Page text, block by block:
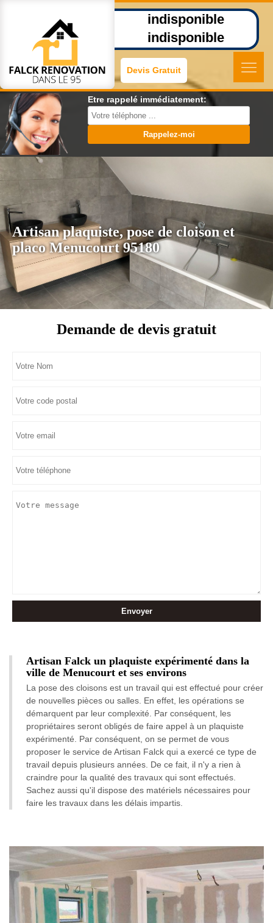
indisponible
indisponible
Devis Gratuit
Etre rappelé immédiatement:
Artisan plaquiste, pose de cloison et
placo Menucourt 95180
Demande de devis gratuit
Artisan Falck un plaquiste expérimenté dans la
ville de Menucourt et ses environs
La pose des cloisons est un travail qui est effectué pour créer
de nouvelles pièces ou salles. En effet, les opérations se
démarquent par leur complexité. Par conséquent, les
propriétaires seront obligés de faire appel à un plaquiste
expérimenté. Par conséquent, on se permet de vous
proposer le service de Artisan Falck qui a exercé ce type de
travail depuis plusieurs années. De ce fait, il n'y a rien à
craindre pour la qualité des travaux qui sont effectués.
Sachez aussi qu'il dispose des matériels nécessaires pour
faire les travaux dans les délais impartis.